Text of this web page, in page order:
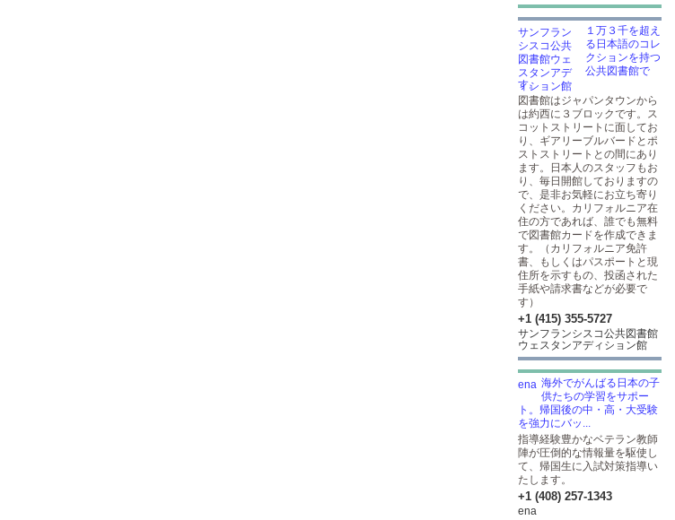
１万３千を超え
る日本語のコレ
クションを持つ
公共図書館で
す。
図書館はジャパンタウンから
は約西に３ブロックです。ス
コットストリートに面してお
り、ギアリーブルバードとポ
ストストリートとの間にあり
ます。日本人のスタッフもお
り、毎日開館しておりますの
で、是非お気軽にお立ち寄り
ください。カリフォルニア在
住の方であれば、誰でも無料
で図書館カードを作成できま
す。（カリフォルニア免許
書、もしくはパスポートと現
住所を示すもの、投函された
手紙や請求書などが必要で
す）
+1 (415) 355-5727
サンフランシスコ公共図書館
ウェスタンアディション館
海外でがんばる日本の子
供たちの学習をサポー
ト。帰国後の中・高・大受験
を強力にバッ...
指導経験豊かなベテラン教師
陣が圧倒的な情報量を駆使し
て、帰国生に入試対策指導い
たします。
+1 (408) 257-1343
ena